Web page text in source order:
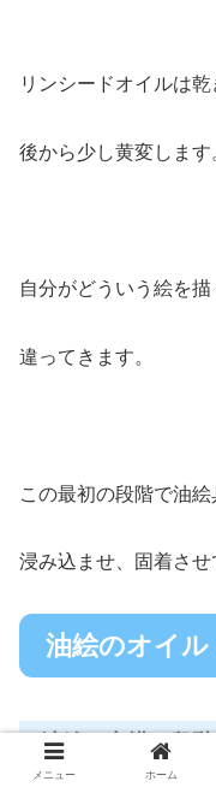
リンシードオイルは
後から少し黄変します
自分がどういう絵を
違ってきます。
この最初の段階で油
浸み込ませ、固着させ
油絵のオイル
油絵の中描き段
メニュー ホーム